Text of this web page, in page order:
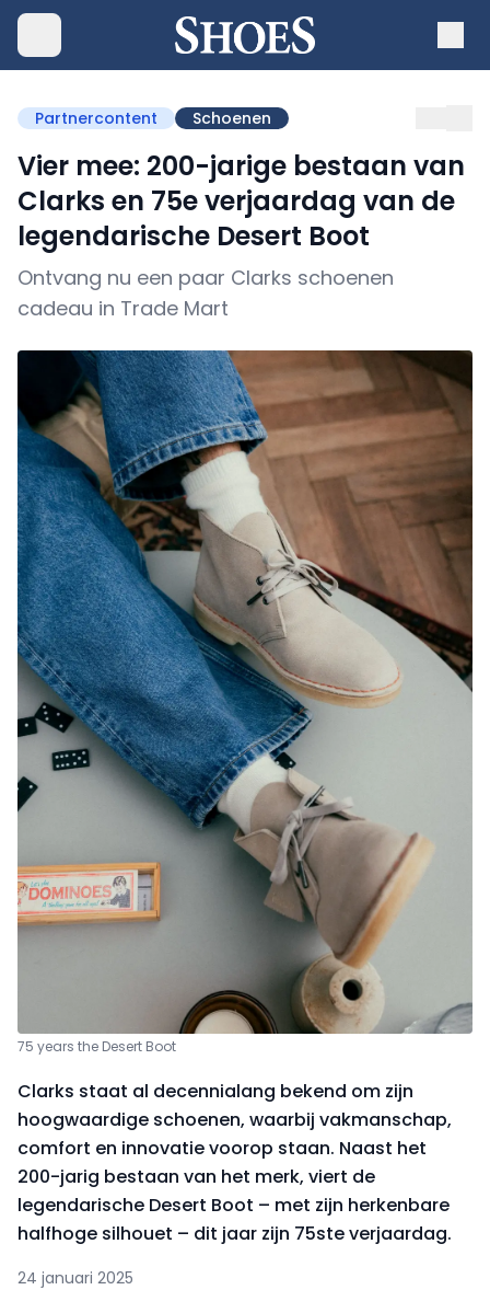
Partnercontent Schoenen
Vier mee: 200-jarige bestaan van
Clarks en 75e verjaardag van de
legendarische Desert Boot
Ontvang nu een paar Clarks schoenen
cadeau in Trade Mart
75 years the Desert Boot
Clarks staat al decennialang bekend om zijn
hoogwaardige schoenen, waarbij vakmanschap,
comfort en innovatie voorop staan. Naast het
200-jarig bestaan van het merk, viert de
legendarische Desert Boot – met zijn herkenbare
halfhoge silhouet – dit jaar zijn 75ste verjaardag.
24 januari 2025